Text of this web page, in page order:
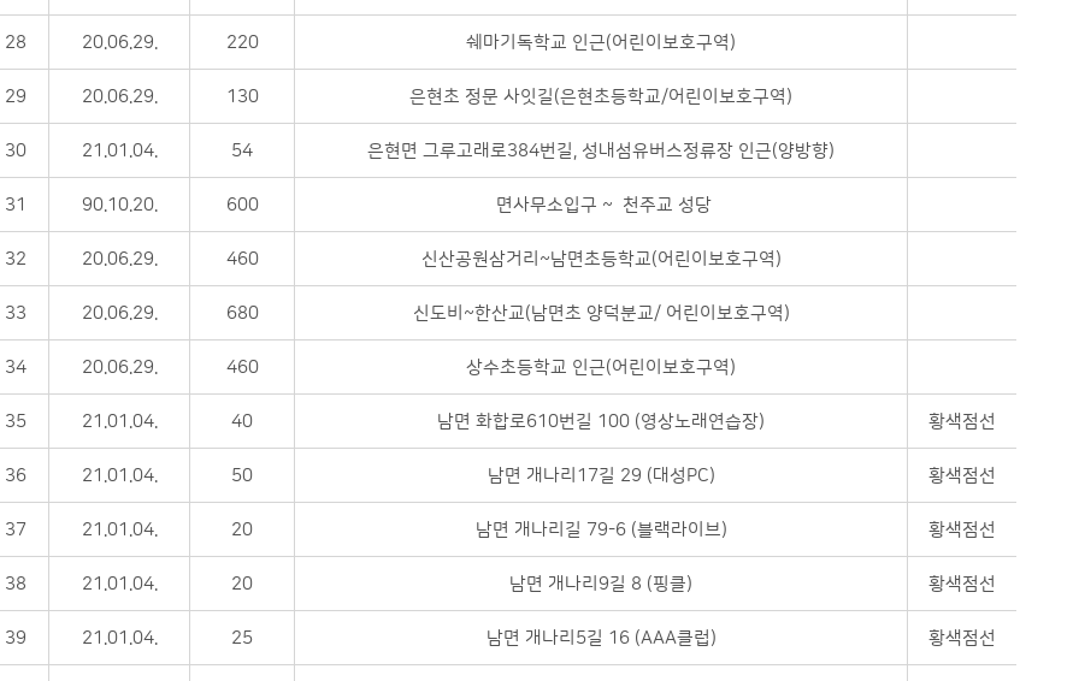
28 20.06.29. 220 쉐마기독학교 인근(어린이보호구역)
29 20.06.29. 130 은현초 정문 사잇길(은현초등학교/어린이보호구역)
30 21.01.04. 54 은현면 그루고래로384번길, 성내섬유버스정류장 인근(양방향)
31 90.10.20. 600 면사무소입구 ~ 천주교 성당
32 20.06.29. 460 신산공원삼거리~남면초등학교(어린이보호구역)
33 20.06.29. 680 신도비~한산교(남면초 양덕분교/ 어린이보호구역)
34 20.06.29. 460 상수초등학교 인근(어린이보호구역)
35 21.01.04. 40 남면 화합로610번길 100 (영상노래연습장) 황색점선
36 21.01.04. 50 남면 개나리17길 29 (대성PC) 황색점선
37 21.01.04. 20 남면 개나리길 79-6 (블랙라이브) 황색점선
38 21.01.04. 20 남면 개나리9길 8 (핑클) 황색점선
39 21.01.04. 25 남면 개나리5길 16 (AAA클럽) 황색점선